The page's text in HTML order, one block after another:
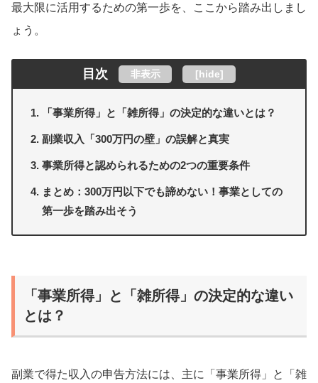
最大限に活用するための第一歩を、ここから踏み出しまし
ょう。
目次 非表示 [hide]
「事業所得」と「雑所得」の決定的な違いとは？
副業収入「300万円の壁」の誤解と真実
事業所得と認められるための2つの重要条件
まとめ：300万円以下でも諦めない！事業としての
第一歩を踏み出そう
「事業所得」と「雑所得」の決定的な違い
とは？
副業で得た収入の申告方法には、主に「事業所得」と「雑